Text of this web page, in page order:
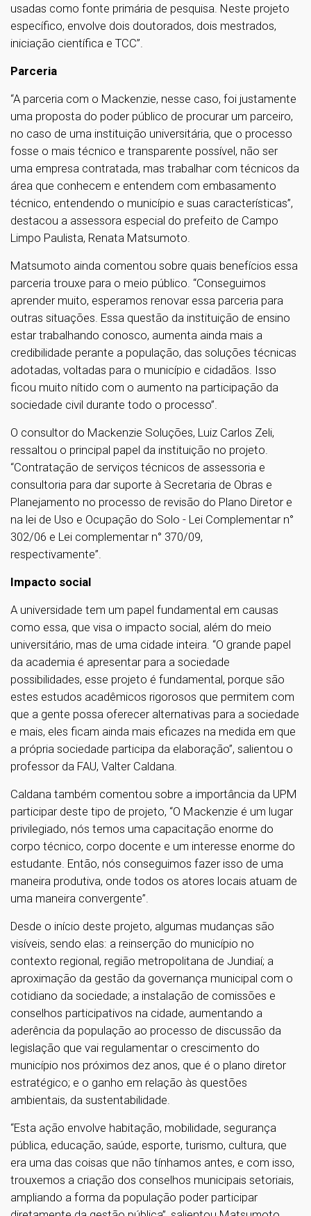
usadas como fonte primária de pesquisa. Neste projeto
específico, envolve dois doutorados, dois mestrados,
iniciação científica e TCC”.
Parceria
“A parceria com o Mackenzie, nesse caso, foi justamente
uma proposta do poder público de procurar um parceiro,
no caso de uma instituição universitária, que o processo
fosse o mais técnico e transparente possível, não ser
uma empresa contratada, mas trabalhar com técnicos da
área que conhecem e entendem com embasamento
técnico, entendendo o município e suas características”,
destacou a assessora especial do prefeito de Campo
Limpo Paulista, Renata Matsumoto.
Matsumoto ainda comentou sobre quais benefícios essa
parceria trouxe para o meio público. “Conseguimos
aprender muito, esperamos renovar essa parceria para
outras situações. Essa questão da instituição de ensino
estar trabalhando conosco, aumenta ainda mais a
credibilidade perante a população, das soluções técnicas
adotadas, voltadas para o município e cidadãos. Isso
ficou muito nítido com o aumento na participação da
sociedade civil durante todo o processo”.
O consultor do Mackenzie Soluções, Luiz Carlos Zeli,
ressaltou o principal papel da instituição no projeto.
“Contratação de serviços técnicos de assessoria e
consultoria para dar suporte à Secretaria de Obras e
Planejamento no processo de revisão do Plano Diretor e
na lei de Uso e Ocupação do Solo - Lei Complementar n°
302/06 e Lei complementar n° 370/09,
respectivamente”.
Impacto social
A universidade tem um papel fundamental em causas
como essa, que visa o impacto social, além do meio
universitário, mas de uma cidade inteira. “O grande papel
da academia é apresentar para a sociedade
possibilidades, esse projeto é fundamental, porque são
estes estudos acadêmicos rigorosos que permitem com
que a gente possa oferecer alternativas para a sociedade
e mais, eles ficam ainda mais eficazes na medida em que
a própria sociedade participa da elaboração”, salientou o
professor da FAU, Valter Caldana.
Caldana também comentou sobre a importância da UPM
participar deste tipo de projeto, “O Mackenzie é um lugar
privilegiado, nós temos uma capacitação enorme do
corpo técnico, corpo docente e um interesse enorme do
estudante. Então, nós conseguimos fazer isso de uma
maneira produtiva, onde todos os atores locais atuam de
uma maneira convergente”.
Desde o início deste projeto, algumas mudanças são
visíveis, sendo elas: a reinserção do município no
contexto regional, região metropolitana de Jundiaí; a
aproximação da gestão da governança municipal com o
cotidiano da sociedade; a instalação de comissões e
conselhos participativos na cidade, aumentando a
aderência da população ao processo de discussão da
legislação que vai regulamentar o crescimento do
município nos próximos dez anos, que é o plano diretor
estratégico; e o ganho em relação às questões
ambientais, da sustentabilidade.
“Esta ação envolve habitação, mobilidade, segurança
pública, educação, saúde, esporte, turismo, cultura, que
era uma das coisas que não tínhamos antes, e com isso,
trouxemos a criação dos conselhos municipais setoriais,
ampliando a forma da população poder participar